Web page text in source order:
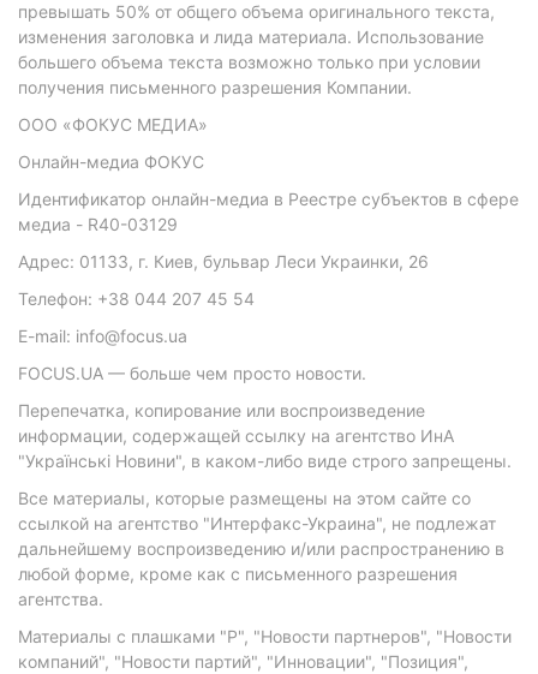
превышать 50% от общего объема оригинального текста,
изменения заголовка и лида материала. Использование
большего объема текста возможно только при условии
получения письменного разрешения Компании.
ООО «ФОКУС МЕДИА»
Онлайн-медиа ФОКУС
Идентификатор онлайн-медиа в Реестре субъектов в сфере
медиа - R40-03129
Адрес: 01133, г. Киев, бульвар Леси Украинки, 26
Телефон: +38 044 207 45 54
E-mail: info@focus.ua
FOCUS.UA — больше чем просто новости.
Перепечатка, копирование или воспроизведение
информации, содержащей ссылку на агентство ИнА
"Українські Новини", в каком-либо виде строго запрещены.
Все материалы, которые размещены на этом сайте со
ссылкой на агентство "Интерфакс-Украина", не подлежат
дальнейшему воспроизведению и/или распространению в
любой форме, кроме как с письменного разрешения
агентства.
Материалы с плашками "Р", "Новости партнеров", "Новости
компаний", "Новости партий", "Инновации", "Позиция",